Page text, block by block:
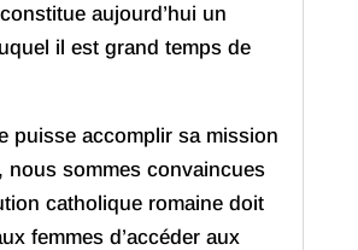
aujourd’hui un
il est grand temps de
puisse accomplir sa mission
nous sommes convaincues
catholique romaine doit
femmes d’accéder aux